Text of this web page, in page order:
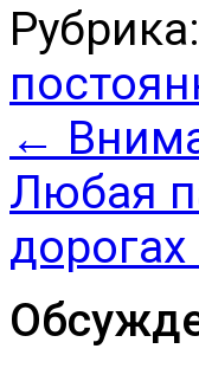
Рубрика:
←
Любая